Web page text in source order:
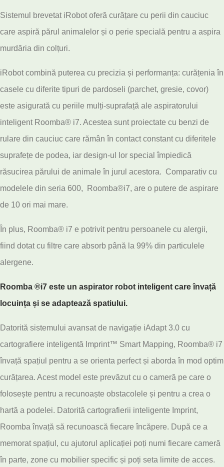
Sistemul brevetat iRobot oferă curățare cu perii din cauciuc
care aspiră părul animalelor și o perie specială pentru a aspira
murdăria din colțuri.
iRobot combină puterea cu precizia și performanța: curățenia în
casele cu diferite tipuri de pardoseli (parchet, gresie, covor)
este asigurată cu periile mulți-suprafață ale aspiratorului
inteligent Roomba® i7. Acestea sunt proiectate cu benzi de
rulare din cauciuc care rămân în contact constant cu diferitele
suprafețe de podea, iar design-ul lor special împiedică
răsucirea părului de animale în jurul acestora. Comparativ cu
modelele din seria 600, Roomba®i7, are o putere de aspirare
de 10 ori mai mare.
În plus, Roomba® i7 e potrivit pentru persoanele cu alergii,
fiind dotat cu filtre care absorb până la 99% din particulele
alergene.
Roomba ®️i7 este un aspirator robot inteligent care învață
locuința și se adaptează spatiului.
Datorită sistemului avansat de navigație iAdapt 3.0 cu
cartografiere inteligentă Imprint™ Smart Mapping, Roomba® i7
învață spațiul pentru a se orienta perfect și aborda în mod optim
curățarea. Acest model este prevăzut cu o cameră pe care o
folosește pentru a recunoaște obstacolele și pentru a crea o
hartă a podelei. Datorită cartografierii inteligente Imprint,
Roomba învață să recunoască fiecare încăpere. După ce a
memorat spațiul, cu ajutorul aplicației poți numi fiecare cameră
în parte, zone cu mobilier specific și poți seta limite de acces.